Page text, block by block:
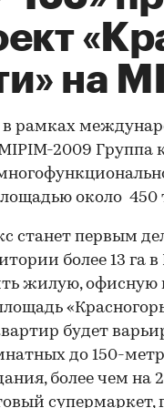
на
в рамках
2009 Группа
около 450
станет первым
более 13 га
жилую, офисную
будет
до 150-
более чем на
супермаркет,